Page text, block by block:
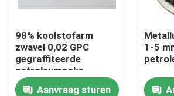
98% koolstofarm
zwavel 0,02 GPC
gegraffiteerde
petroleumcoke
Aanvraag sturen
1-5